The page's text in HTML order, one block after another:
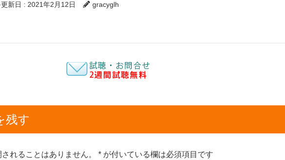
新日 : 2021年2月12日 gracyglh
残す
れることはありません。 * が付いている欄は必須項目です